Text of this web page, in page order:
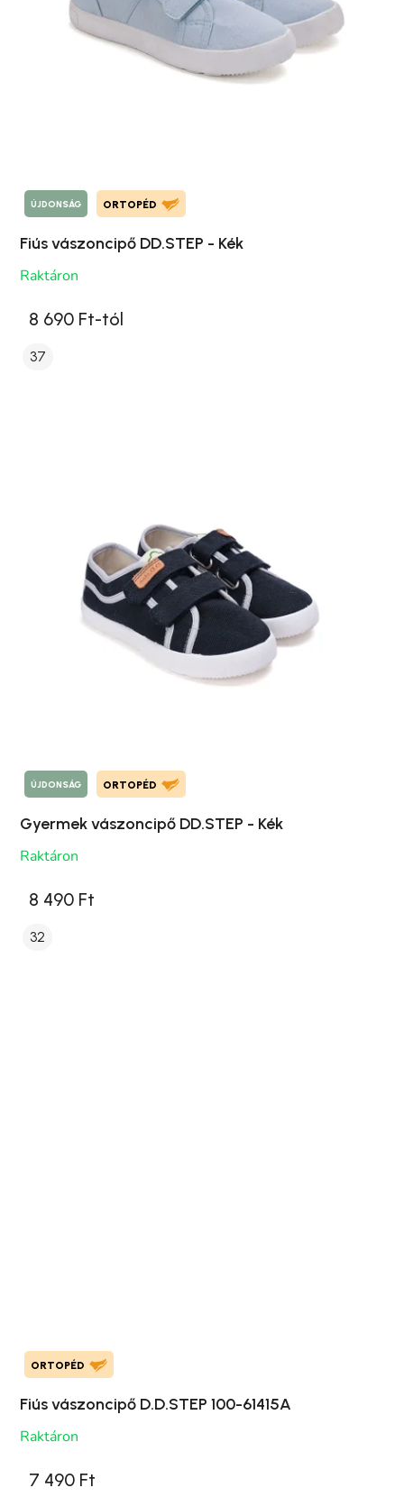
ÚJDONSÁG ORTOPÉD
Fiús vászoncipő DD.STEP - Kék
Raktáron
8 690 Ft-tól
37
ÚJDONSÁG ORTOPÉD
Gyermek vászoncipő DD.STEP - Kék
Raktáron
8 490 Ft
32
ORTOPÉD
Fiús vászoncipő D.D.STEP 100-61415A
Raktáron
7 490 Ft